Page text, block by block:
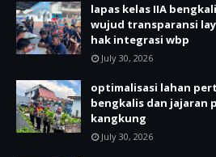
lapas kelas IIA
wujud transparansi
hak integrasi wbp
July 30, 2026
optimalisasi lahan
bengkalis dan jajaran
kangkung
July 30, 2026